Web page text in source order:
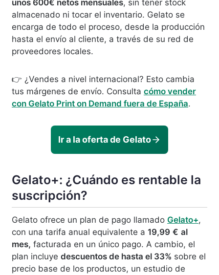
unos 600€ netos mensuales, sin tener stock
almacenado ni tocar el inventario. Gelato se
encarga de todo el proceso, desde la producción
hasta el envío al cliente, a través de su red de
proveedores locales.
👉 ¿Vendes a nivel internacional? Esto cambia
tus márgenes de envío. Consulta cómo vender
con Gelato Print on Demand fuera de España.
Ir a la oferta de Gelato
Gelato+: ¿Cuándo es rentable la
suscripción?
Gelato ofrece un plan de pago llamado Gelato+,
con una tarifa anual equivalente a 19,99 € al
mes, facturada en un único pago. A cambio, el
plan incluye descuentos de hasta el 33% sobre el
precio base de los productos, un estudio de